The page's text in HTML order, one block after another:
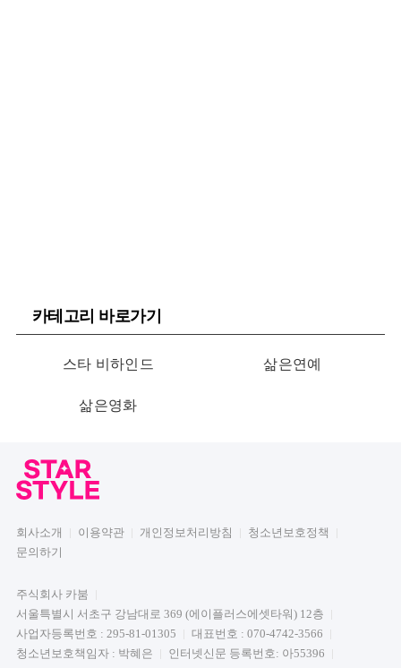
카테고리 바로가기
스타 비하인드 삶은연예
삶은영화
회사소개 이용약관 개인정보처리방침
청소년보호정책
문의하기
주식회사 카붐
서울특별시 서초구 강남대로 369 (에이플러스에셋타워) 12층
사업자등록번호 : 295-81-01305
대표번호 : 070-4742-3566
청소년보호책임자 : 박혜은
인터넷신문 등록번호: 아55396